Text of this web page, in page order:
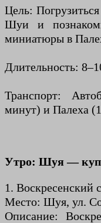
Цель:
Шуи и
миниатюры в
Длительность:
Транспорт:
минут) и Палеха
Утро: Шуя —
1. Воскресенский
Место: Шуя, ул.
Описание: